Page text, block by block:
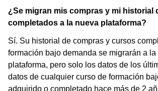
¿Se migran mis compras y mi historial
completados a la nueva plataforma?
Sí. Su historial de compras y cursos
formación bajo demanda se migrarán a la
plataforma, pero solo los datos de los
datos de cualquier curso de formación
adquirido o completado hace más de 2